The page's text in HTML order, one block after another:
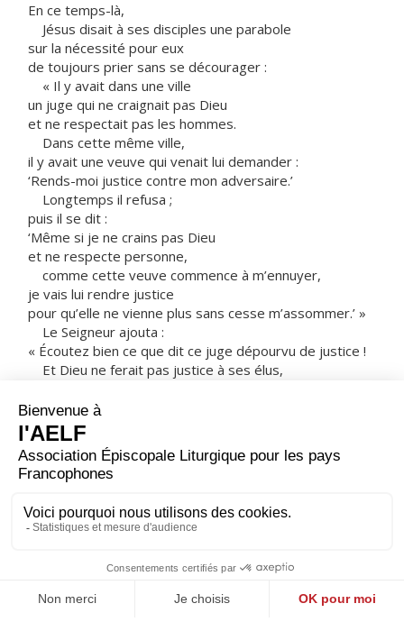
En ce temps-là,
Jésus disait à ses disciples une parabole
sur la nécessité pour eux
de toujours prier sans se décourager :
« Il y avait dans une ville
un juge qui ne craignait pas Dieu
et ne respectait pas les hommes.
Dans cette même ville,
il y avait une veuve qui venait lui demander :
‘Rends-moi justice contre mon adversaire.’
Longtemps il refusa ;
puis il se dit :
‘Même si je ne crains pas Dieu
et ne respecte personne,
comme cette veuve commence à m’ennuyer,
je vais lui rendre justice
pour qu’elle ne vienne plus sans cesse m’assommer.’ »
Le Seigneur ajouta :
« Écoutez bien ce que dit ce juge dépourvu de justice !
Et Dieu ne ferait pas justice à ses élus,
Les fait-il attendre ?
Je vous le déclare :
bien vite, il leur fera justice.
Cependant, le Fils de l’homme,
quand il viendra,
trouvera-t-il la foi sur la terre ? »
– Acclamons la Parole de Dieu.